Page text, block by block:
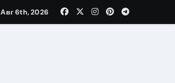
6th, 2026